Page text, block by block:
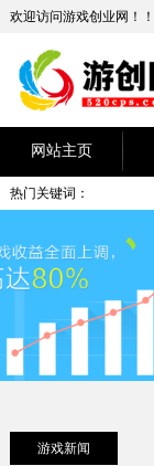
欢迎访问游戏创业网！！
网站主页
热门关键词：
游戏新闻